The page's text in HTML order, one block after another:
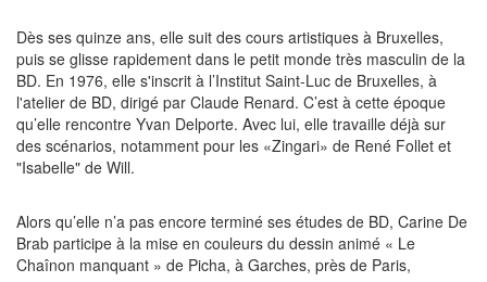
Dès ses quinze ans, elle suit des cours artistiques à Bruxelles,
puis se glisse rapidement dans le petit monde très masculin de la
BD. En 1976, elle s'inscrit à l’Institut Saint-Luc de Bruxelles, à
l'atelier de BD, dirigé par Claude Renard. C’est à cette époque
qu’elle rencontre Yvan Delporte. Avec lui, elle travaille déjà sur
des scénarios, notamment pour les «Zingari» de René Follet et
"Isabelle" de Will.
Alors qu’elle n’a pas encore terminé ses études de BD, Carine De
Brab participe à la mise en couleurs du dessin animé « Le
Chaînon manquant » de Picha, à Garches, près de Paris,